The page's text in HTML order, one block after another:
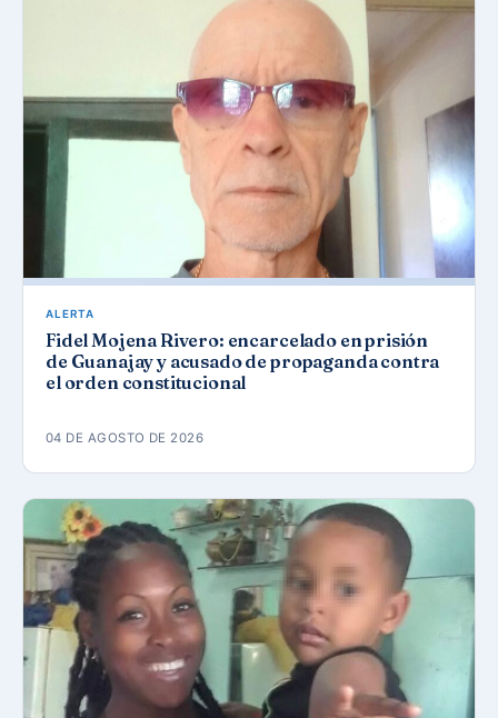
ALERTA
Fidel Mojena Rivero: encarcelado en prisión
de Guanajay y acusado de propaganda contra
el orden constitucional
04 DE AGOSTO DE 2026